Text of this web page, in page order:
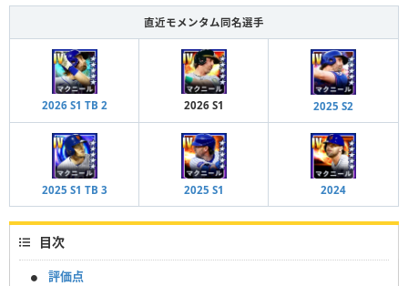
直近モメンタム同名選手
2026 S1 TB 2 2026 S1 2025 S2
2025 S1 TB 3 2025 S1 2024
目次
評価点